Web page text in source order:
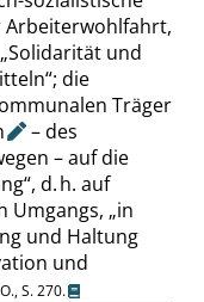
„Solidarität und
“; die
Träger
– des
– auf die
“, d. h. auf
Umgangs, „in
und Haltung
S. 270.
und